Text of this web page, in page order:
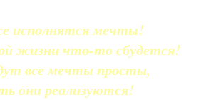
исполнятся мечты!
жизни что-то сбудется!
все мечты просты,
они реализуются!